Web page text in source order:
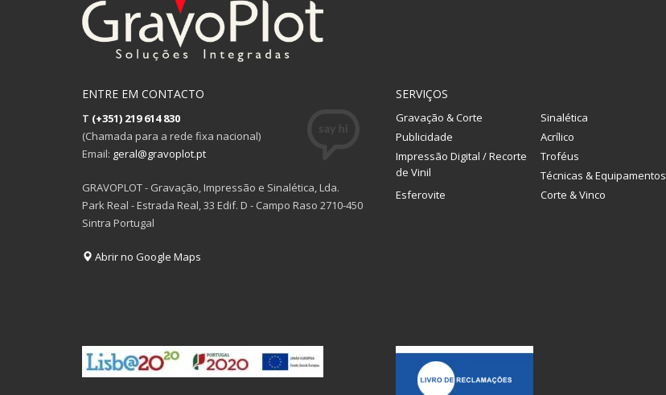
ENTRE EM CONTACTO
T (+351) 219 614 830
(Chamada para a rede fixa nacional)
Email: geral@gravoplot.pt
GRAVOPLOT - Gravação, Impressão e Sinalética, Lda.
Park Real - Estrada Real, 33 Edif. D - Campo Raso 2710-450
Sintra Portugal
Abrir no Google Maps
SERVIÇOS
Gravação & Corte
Sinalética
Publicidade
Acrílico
Impressão Digital / Recorte
de Vinil
Troféus
Técnicas & Equipamentos
Esferovite
Corte & Vinco